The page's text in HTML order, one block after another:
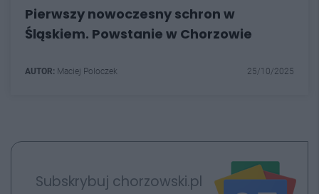
Pierwszy nowoczesny schron w
Śląskiem. Powstanie w Chorzowie
AUTOR: Maciej Poloczek 25/10/2025
Subskrybuj chorzowski.pl